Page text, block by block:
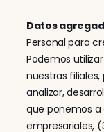
Datos
Personal para
Podemos
nuestras
analizar,
que ponemos a
empresariales,